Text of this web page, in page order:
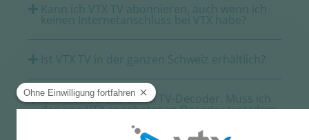
Kann ich VTX TV abonnieren, auch wenn ich
keinen Internetanschluss bei VTX habe?
Ist VTX TV in der ganzen Schweiz erhältlich?
Ich habe bereits einen TV-Decoder. Muss ich
den von VTX angebotenen Decoder trotzdem